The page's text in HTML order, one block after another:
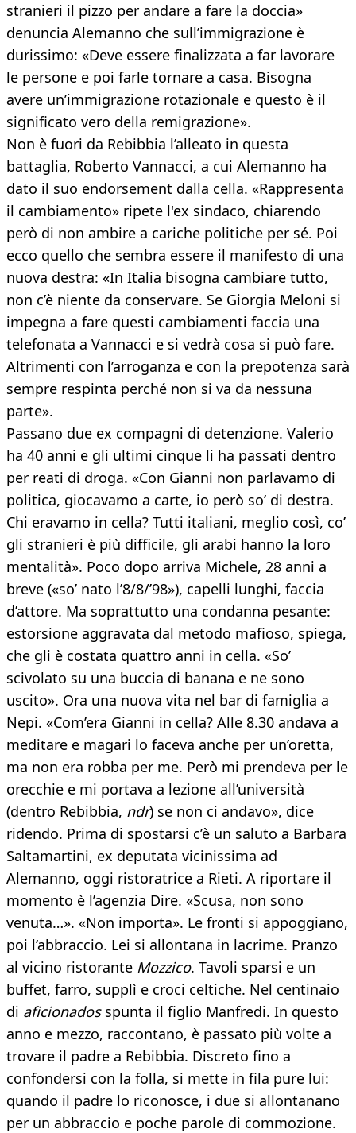
stranieri il pizzo per andare a fare la doccia»
denuncia Alemanno che sull’immigrazione è
durissimo: «Deve essere finalizzata a far lavorare
le persone e poi farle tornare a casa. Bisogna
avere un’immigrazione rotazionale e questo è il
significato vero della remigrazione».
Non è fuori da Rebibbia l’alleato in questa
battaglia, Roberto Vannacci, a cui Alemanno ha
dato il suo endorsement dalla cella. «Rappresenta
il cambiamento» ripete l'ex sindaco, chiarendo
però di non ambire a cariche politiche per sé. Poi
ecco quello che sembra essere il manifesto di una
nuova destra: «In Italia bisogna cambiare tutto,
non c’è niente da conservare. Se Giorgia Meloni si
impegna a fare questi cambiamenti faccia una
telefonata a Vannacci e si vedrà cosa si può fare.
Altrimenti con l’arroganza e con la prepotenza sarà
sempre respinta perché non si va da nessuna
parte».
Passano due ex compagni di detenzione. Valerio
ha 40 anni e gli ultimi cinque li ha passati dentro
per reati di droga. «Con Gianni non parlavamo di
politica, giocavamo a carte, io però so’ di destra.
Chi eravamo in cella? Tutti italiani, meglio così, co’
gli stranieri è più difficile, gli arabi hanno la loro
mentalità». Poco dopo arriva Michele, 28 anni a
breve («so’ nato l’8/8/’98»), capelli lunghi, faccia
d’attore. Ma soprattutto una condanna pesante:
estorsione aggravata dal metodo mafioso, spiega,
che gli è costata quattro anni in cella. «So’
scivolato su una buccia di banana e ne sono
uscito». Ora una nuova vita nel bar di famiglia a
Nepi. «Com’era Gianni in cella? Alle 8.30 andava a
meditare e magari lo faceva anche per un’oretta,
ma non era robba per me. Però mi prendeva per le
orecchie e mi portava a lezione all’università
(dentro Rebibbia, ndr) se non ci andavo», dice
ridendo. Prima di spostarsi c’è un saluto a Barbara
Saltamartini, ex deputata vicinissima ad
Alemanno, oggi ristoratrice a Rieti. A riportare il
momento è l’agenzia Dire. «Scusa, non sono
venuta…». «Non importa». Le fronti si appoggiano,
poi l’abbraccio. Lei si allontana in lacrime. Pranzo
al vicino ristorante Mozzico. Tavoli sparsi e un
buffet, farro, supplì e croci celtiche. Nel centinaio
di aficionadosspunta il figlio Manfredi. In questo
anno e mezzo, raccontano, è passato più volte a
trovare il padre a Rebibbia. Discreto fino a
confondersi con la folla, si mette in fila pure lui:
quando il padre lo riconosce, i due si allontanano
per un abbraccio e poche parole di commozione.